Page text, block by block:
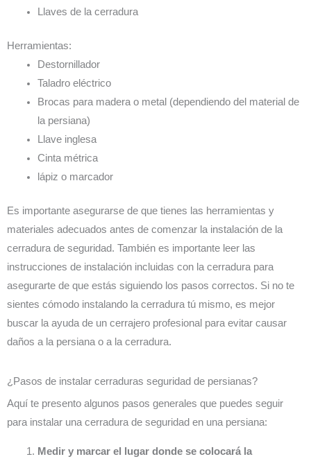
Llaves de la cerradura
Herramientas:
Destornillador
Taladro eléctrico
Brocas para madera o metal (dependiendo del material de
la persiana)
Llave inglesa
Cinta métrica
lápiz o marcador
Es importante asegurarse de que tienes las herramientas y
materiales adecuados antes de comenzar la instalación de la
cerradura de seguridad. También es importante leer las
instrucciones de instalación incluidas con la cerradura para
asegurarte de que estás siguiendo los pasos correctos. Si no te
sientes cómodo instalando la cerradura tú mismo, es mejor
buscar la ayuda de un cerrajero profesional para evitar causar
daños a la persiana o a la cerradura.
¿Pasos de instalar cerraduras seguridad de persianas?
Aquí te presento algunos pasos generales que puedes seguir
para instalar una cerradura de seguridad en una persiana:
Medir y marcar el lugar donde se colocará la